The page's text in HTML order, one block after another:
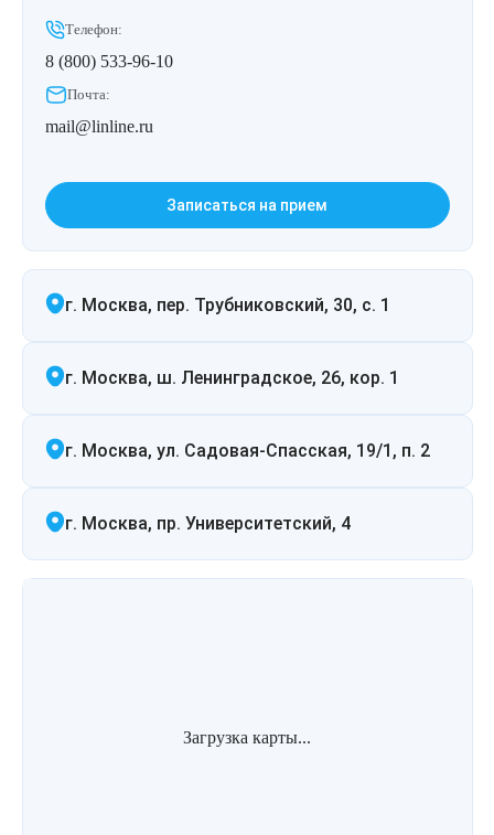
Телефон:
8 (800) 533-96-10
Почта:
mail@linline.ru
Записаться на прием
г. Москва, пер. Трубниковский, 30, с. 1
г. Москва, ш. Ленинградское, 26, кор. 1
г. Москва, ул. Садовая-Спасская, 19/1, п. 2
г. Москва, пр. Университетский, 4
Загрузка карты...